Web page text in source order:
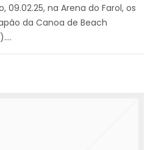
na Arena do Farol, os
da Canoa de Beach